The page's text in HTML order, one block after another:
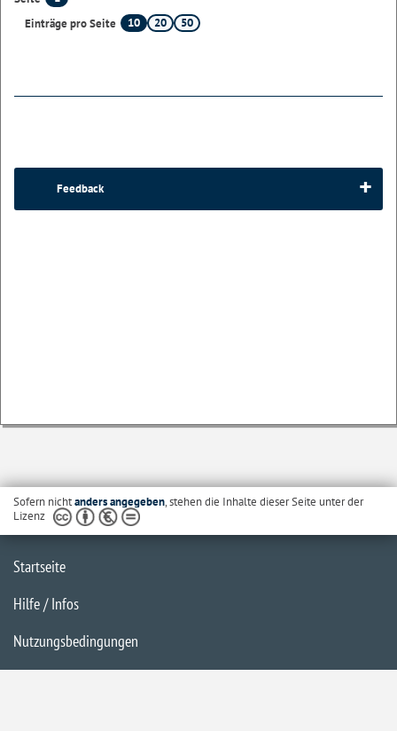
Einträge pro Seite
10 20 50
Feedback
Sofern nichtanders angegeben, stehen die Inhalte dieser Seite unter der
Lizenz
Startseite
Hilfe / Infos
Nutzungsbedingungen